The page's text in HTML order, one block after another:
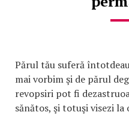
Părul tău suferă
mai vorbim şi de părul
revopsiri pot fi
sănătos, şi totuşi visezi